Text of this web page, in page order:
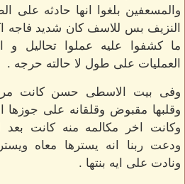
والمسعفين بلغوا انها حادثه على
النزيف بس للاسف كان شديد فاجه
ما كشفوا عليه عملوا تحاليل و
العمليات على طول لا حالته حرجه .
وفى بيت الاسطى حسن كانت
وقلبها مقبوض وقلقانه على
وكانت اخر مكالمه منه كانت
ودعت ربنا انه يسترها معاه
ونادت على ايه بنتها .